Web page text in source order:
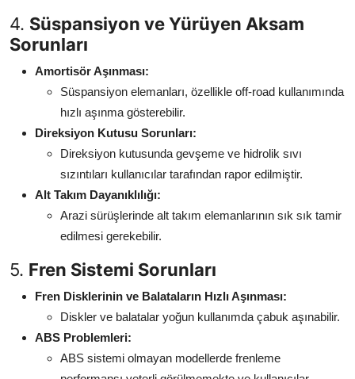
4. Süspansiyon ve Yürüyen Aksam
Sorunları
Amortisör Aşınması:
Süspansiyon elemanları, özellikle off-road kullanımında
hızlı aşınma gösterebilir.
Direksiyon Kutusu Sorunları:
Direksiyon kutusunda gevşeme ve hidrolik sıvı
sızıntıları kullanıcılar tarafından rapor edilmiştir.
Alt Takım Dayanıklılığı:
Arazi sürüşlerinde alt takım elemanlarının sık sık tamir
edilmesi gerekebilir.
5. Fren Sistemi Sorunları
Fren Disklerinin ve Balataların Hızlı Aşınması:
Diskler ve balatalar yoğun kullanımda çabuk aşınabilir.
ABS Problemleri:
ABS sistemi olmayan modellerde frenleme